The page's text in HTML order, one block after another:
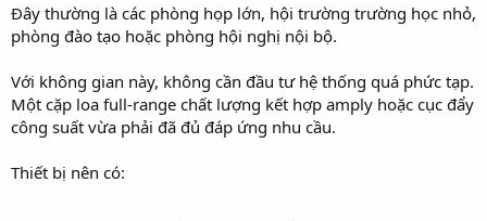
Đây thường là các phòng họp lớn, hội trường trường học nhỏ,
phòng đào tạo hoặc phòng hội nghị nội bộ.
Với không gian này, không cần đầu tư hệ thống quá phức tạp.
Một cặp loa full-range chất lượng kết hợp amply hoặc cục đẩy
công suất vừa phải đã đủ đáp ứng nhu cầu.
Thiết bị nên có: